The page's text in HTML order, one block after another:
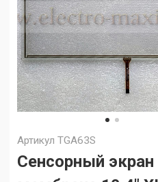
АртикулTGA63S
Сенсорный экран